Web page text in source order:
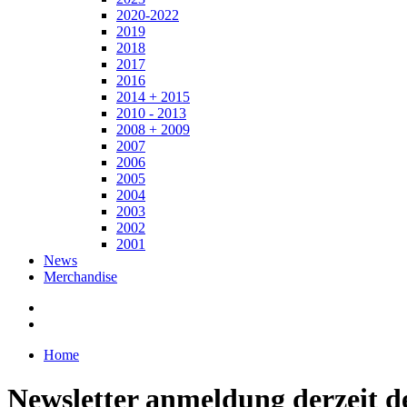
2020-2022
2019
2018
2017
2016
2014 + 2015
2010 - 2013
2008 + 2009
2007
2006
2005
2004
2003
2002
2001
News
Merchandise
Home
Newsletter anmeldung derzeit